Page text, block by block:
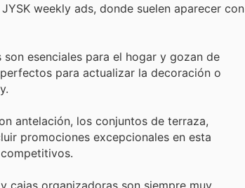
weekly ads, donde suelen aparecer con
esenciales para el hogar y gozan de
para actualizar la decoración o
antelación, los conjuntos de terraza,
promociones excepcionales en esta